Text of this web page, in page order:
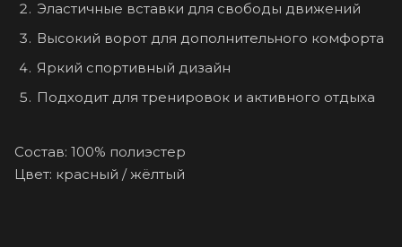
Эластичные вставки для свободы движений
Высокий ворот для дополнительного комфорта
Яркий спортивный дизайн
Подходит для тренировок и активного отдыха
Состав: 100% полиэстер
Цвет: красный / жёлтый